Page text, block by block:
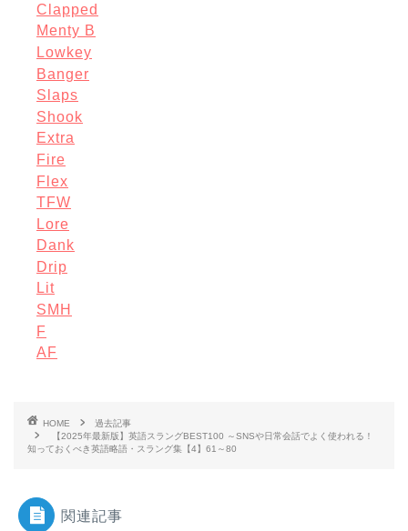
Clapped
Menty B
Lowkey
Banger
Slaps
Shook
Extra
Fire
Flex
TFW
Lore
Dank
Drip
Lit
SMH
F
AF
HOME
過去記事
【2025年最新版】英語スラングBEST100 ～SNSや日常会話でよく使われる！
知っておくべき英語略語・スラング集【4】61～80
関連記事